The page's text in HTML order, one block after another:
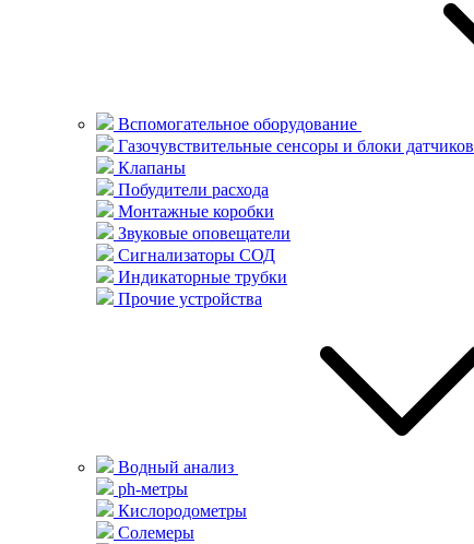
Вспомогательное оборудование
Газочувствительные сенсоры и блоки датчиков
Клапаны
Побудители расхода
Монтажные коробки
Звуковые оповещатели
Сигнализаторы СОД
Индикаторные трубки
Прочие устройства
Водный анализ
ph-метры
Кислородометры
Солемеры